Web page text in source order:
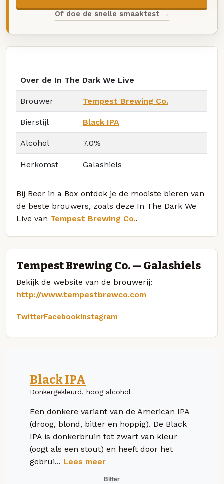
Of doe de snelle smaaktest →
Over de In The Dark We Live
Brouwer Tempest Brewing Co.
Bierstijl Black IPA
Alcohol 7.0%
Herkomst Galashiels
Bij Beer in a Box ontdek je de mooiste bieren van
de beste brouwers, zoals deze In The Dark We
Live van Tempest Brewing Co..
Tempest Brewing Co. — Galashiels
Bekijk de website van de brouwerij:
http://www.tempestbrewco.com
TwitterFacebookInstagram
Black IPA
Donkergekleurd, hoog alcohol
Een donkere variant van de American IPA
(droog, blond, bitter en hoppig). De Black
IPA is donkerbruin tot zwart van kleur
(oogt als een stout) en heeft door het
gebrui... Lees meer